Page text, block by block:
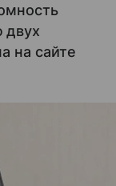
двух
на сайте